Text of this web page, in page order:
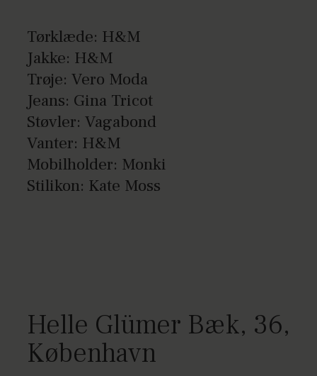
Tørklæde: H&M
Jakke: H&M
Trøje: Vero Moda
Jeans: Gina Tricot
Støvler: Vagabond
Vanter: H&M
Mobilholder: Monki
Stilikon: Kate Moss
Helle Glümer Bæk, 36,
København